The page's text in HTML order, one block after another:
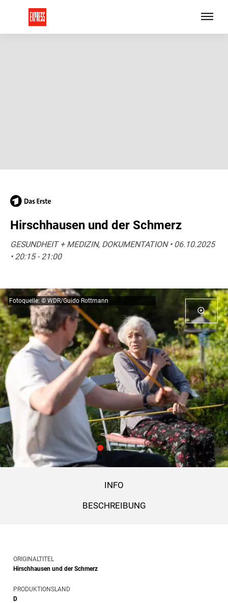
Hirschhausen und der Schmerz
GESUNDHEIT + MEDIZIN, DOKUMENTATION • 06.10.2025
• 20:15 - 21:00
Fotoquelle: © WDR/Guido Rottmann
INFO
BESCHREIBUNG
ORIGINALTITEL
Hirschhausen und der Schmerz
PRODUKTIONSLAND
D